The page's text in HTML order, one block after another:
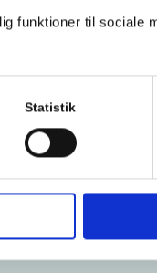
funktioner til sociale
Statistik